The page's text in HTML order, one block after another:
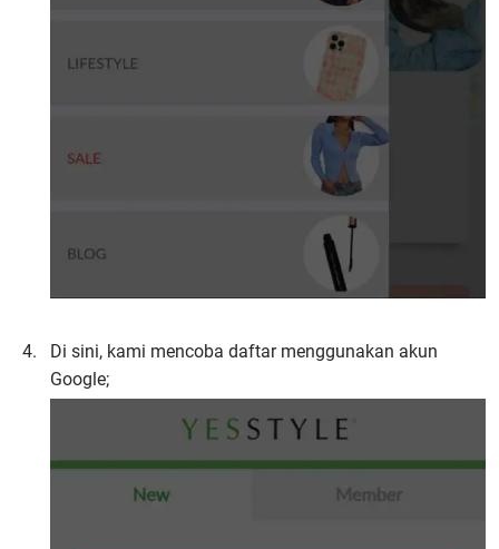
Di sini, kami mencoba daftar menggunakan akun
Google;